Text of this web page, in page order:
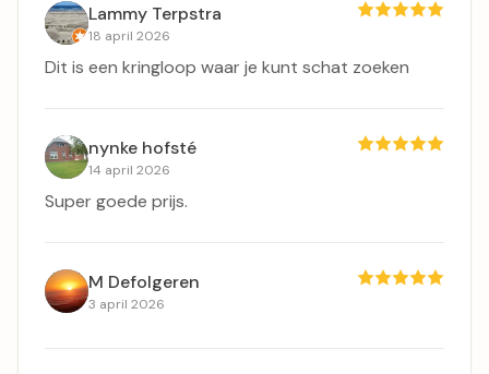
Lammy Terpstra
18 april 2026
Dit is een kringloop waar je kunt schat zoeken
nynke hofsté
14 april 2026
Super goede prijs.
M Defolgeren
3 april 2026